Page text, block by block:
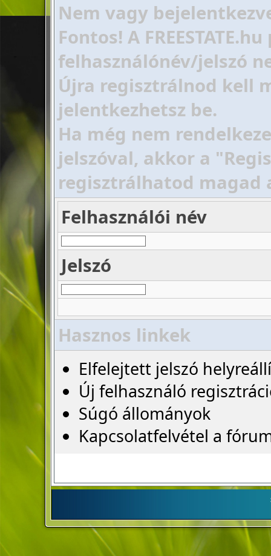
Nem vagy
Fontos! A
felhasználónév/jelszó
Újra regisztrálnod kell
jelentkezhetsz be.
Ha még nem
jelszóval, akkor a
regisztrálhatod magad
Felhasználói név
Jelszó
Hasznos linkek
Elfelejtett jelszó
Új felhasználó
Súgó állományok
Kapcsolatfelvétel a